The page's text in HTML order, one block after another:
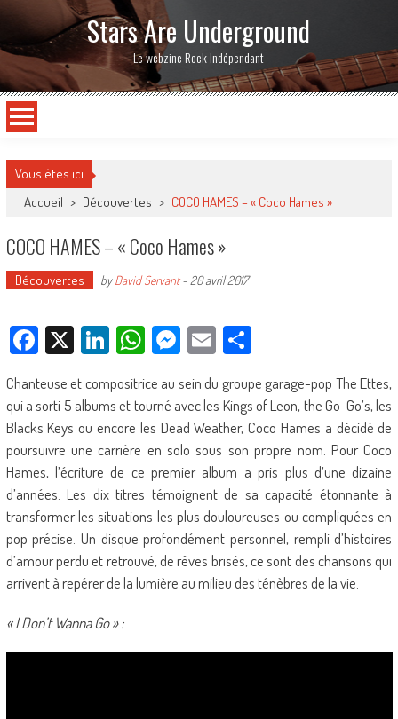
Stars Are Underground
Le webzine Rock Indépendant
Vous êtes ici
Accueil > Découvertes > COCO HAMES – « Coco Hames »
COCO HAMES – « Coco Hames »
Découvertes byDavid Servant- 20 avril 2017
Facebook
X LinkedIn
WhatsApp
Messenger
EmailPartager
Chanteuse et compositrice au sein du groupe garage-pop The Ettes,
qui a sorti 5 albums et tourné avec les Kings of Leon, the Go-Go’s, les
Blacks Keys ou encore les Dead Weather, Coco Hames a décidé de
poursuivre une carrière en solo sous son propre nom. Pour Coco
Hames, l’écriture de ce premier album a pris plus d’une dizaine
d’années. Les dix titres témoignent de sa capacité étonnante à
transformer les situations les plus douloureuses ou compliquées en
pop précise. Un disque profondément personnel, rempli d’histoires
d’amour perdu et retrouvé, de rêves brisés, ce sont des chansons qui
arrivent à repérer de la lumière au milieu des ténèbres de la vie.
« I Don’t Wanna Go » :